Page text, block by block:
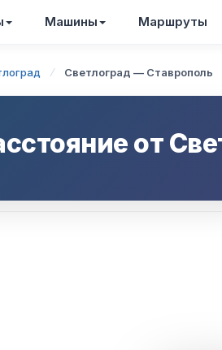
Машины Маршруты
Светлоград — Ставрополь
от